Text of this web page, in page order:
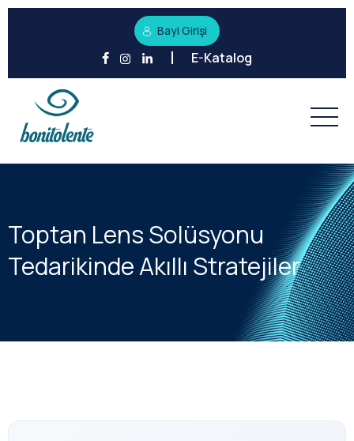
Bayi Girişi
E-Katalog
Toptan Lens Solüsyonu
Tedarikinde Akıllı Stratejiler